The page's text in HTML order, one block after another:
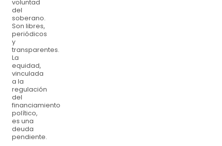
voluntad
del
soberano.
Son libres,
periódicos
y
transparentes.
La
equidad,
vinculada
a la
regulación
del
financiamiento
político,
es una
deuda
pendiente.